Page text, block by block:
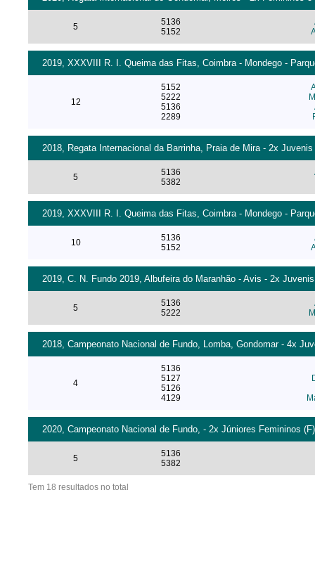
5
5136
5152
2019, XXXVIII R. I. Queima das Fitas, Coimbra - Mondego -
12
5152
5222
5136
2289
2018, Regata Internacional da Barrinha, Praia de Mira - 2x
5
5136
5382
2019, XXXVIII R. I. Queima das Fitas, Coimbra - Mondego -
10
5136
5152
2019, C. N. Fundo 2019, Albufeira do Maranhão - Avis - 2x
5
5136
5222
2018, Campeonato Nacional de Fundo, Lomba, Gondomar - 4x
4
5136
5127
5126
4129
2020, Campeonato Nacional de Fundo, - 2x Júniores Femininos
5
5136
5382
Tem 18 resultados no total